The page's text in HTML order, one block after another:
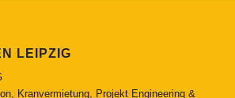
LEIPZIG
Kranvermietung, Projekt Engineering &